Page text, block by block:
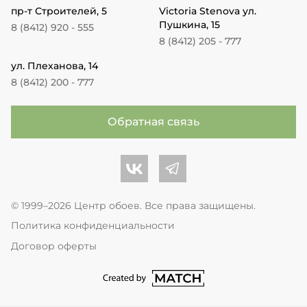
пр-т Строителей, 5
8 (8412) 920 - 555
Victoria Stenova ул.
Пушкина, 15
8 (8412) 205 - 777
ул. Плеханова, 14
8 (8412) 200 - 777
Обратная связь
Центр обоев во Вконтакте
Центр обоев в Телеграме
© 1999–2026 Центр обоев. Все права защищены.
Политика конфиденциальности
Договор оферты
перейти на сайт студии Match